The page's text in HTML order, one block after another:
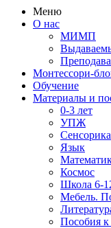
Меню
О нас
МИМП
Монтессори-
Обучение
Материалы и
0-3 лет
УПЖ
Сенсорика
Язык
Космос
Школа 6-
Мебель.
Пособия